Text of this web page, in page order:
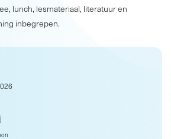
lunch, lesmateriaal, literatuur en
inbegrepen.